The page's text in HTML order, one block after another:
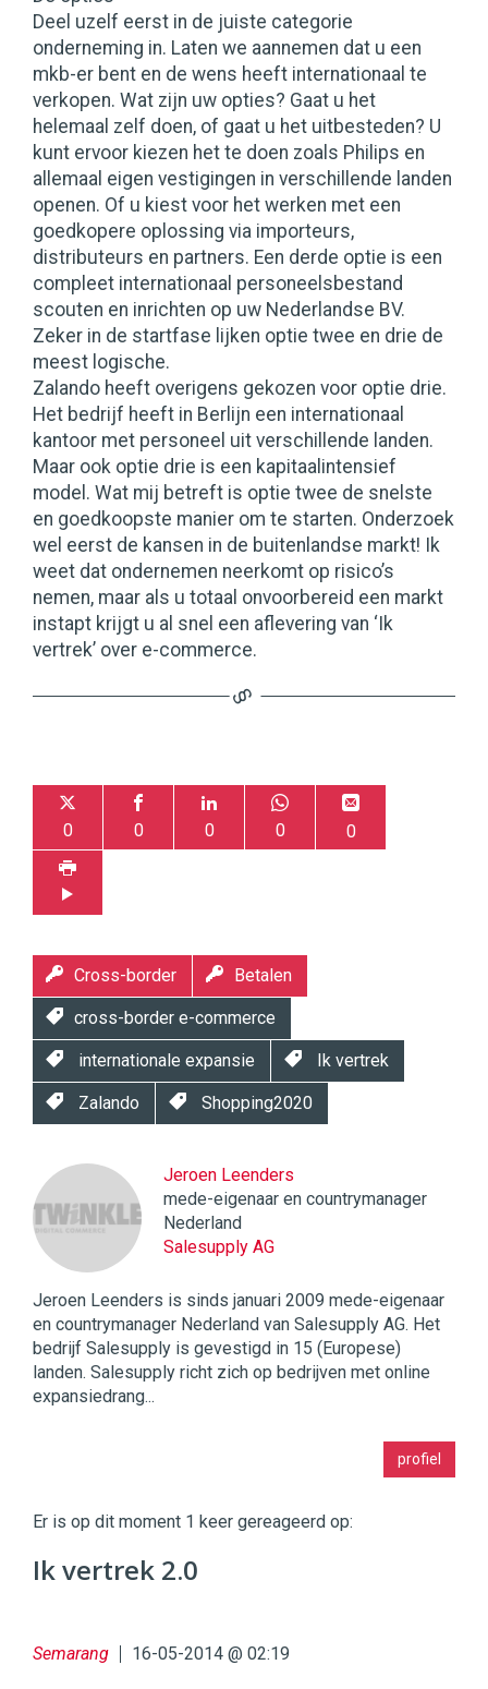
Deel uzelf eerst in de juiste categorie
onderneming in. Laten we aannemen dat u een
mkb-er bent en de wens heeft internationaal te
verkopen. Wat zijn uw opties? Gaat u het
helemaal zelf doen, of gaat u het uitbesteden? U
kunt ervoor kiezen het te doen zoals Philips en
allemaal eigen vestigingen in verschillende landen
openen. Of u kiest voor het werken met een
goedkopere oplossing via importeurs,
distributeurs en partners. Een derde optie is een
compleet internationaal personeelsbestand
scouten en inrichten op uw Nederlandse BV.
Zeker in de startfase lijken optie twee en drie de
meest logische.
Zalando heeft overigens gekozen voor optie drie.
Het bedrijf heeft in Berlijn een internationaal
kantoor met personeel uit verschillende landen.
Maar ook optie drie is een kapitaalintensief
model. Wat mij betreft is optie twee de snelste
en goedkoopste manier om te starten. Onderzoek
wel eerst de kansen in de buitenlandse markt! Ik
weet dat ondernemen neerkomt op risico’s
nemen, maar als u totaal onvoorbereid een markt
instapt krijgt u al snel een aflevering van ‘Ik
vertrek’ over e-commerce.
0 0 0 0 0
Cross-border Betalen
cross-border e-commerce
internationale expansie Ik vertrek
Zalando Shopping2020
Jeroen Leenders
mede-eigenaar en countrymanager
Nederland
Salesupply AG
Jeroen Leenders is sinds januari 2009 mede-eigenaar
en countrymanager Nederland van Salesupply AG. Het
bedrijf Salesupply is gevestigd in 15 (Europese)
landen. Salesupply richt zich op bedrijven met online
expansiedrang...
profiel
Commerce https://twinklemagazine.nl
9654
Er is op dit moment 1 keer gereageerd op:
Ik vertrek 2.0
Semarang 16-05-2014 @ 02:19